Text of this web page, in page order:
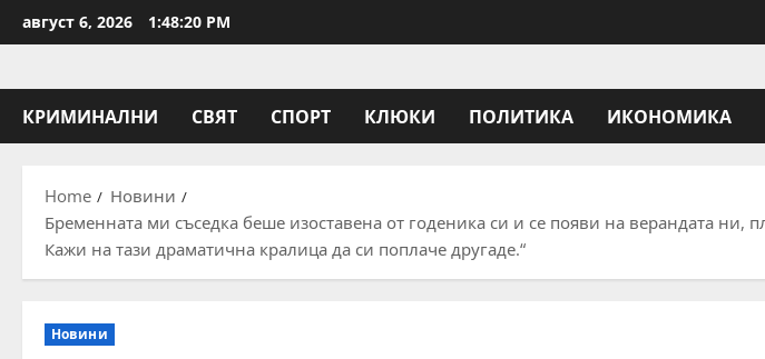
to
август 6, 2026 1:48:21 PM
КРИМИНАЛНИ СВЯТ СПОРТ КЛЮКИ ПОЛИТИКА ИКОНОМИКА
Home
Новини
Бременната ми съседка беше изоставена от годеника си и се появи на верандата
Кажи на тази драматична кралица да си поплаче другаде.“
Новини